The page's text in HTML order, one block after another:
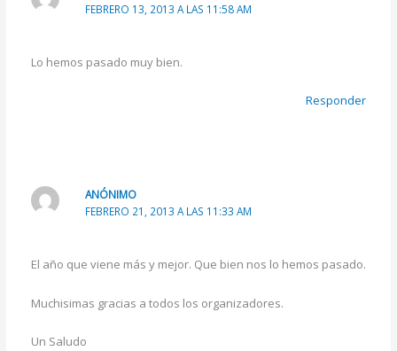
FEBRERO 13, 2013 A LAS 11:58 AM
Lo hemos pasado muy bien.
Responder
ANÓNIMO
FEBRERO 21, 2013 A LAS 11:33 AM
El año que viene más y mejor. Que bien nos lo hemos pasado.
Muchisimas gracias a todos los organizadores.
Un Saludo